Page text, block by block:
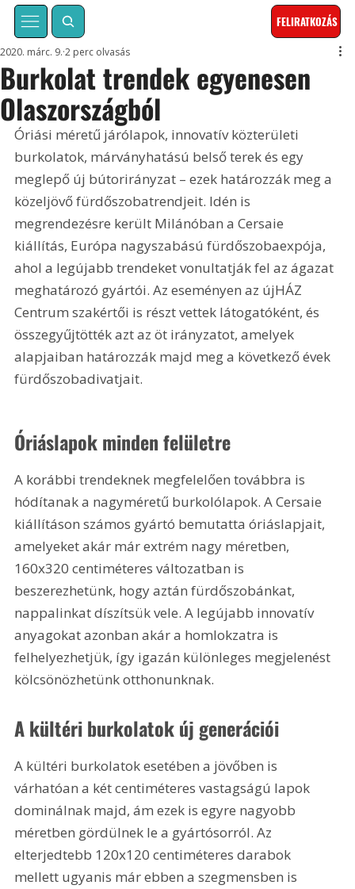
FELIRATKOZÁS
Burkolat trendek egyenesen
Olaszországból
2020. márc. 9. 2 perc olvasás
Óriási méretű járólapok, innovatív közterületi
burkolatok, márványhatású belső terek és egy
meglepő új bútorirányzat – ezek határozzák meg a
közeljövő fürdőszobatrendjeit. Idén is
megrendezésre került Milánóban a Cersaie
kiállítás, Európa nagyszabású fürdőszobaexpója,
ahol a legújabb trendeket vonultatják fel az ágazat
meghatározó gyártói. Az eseményen az újHÁZ
Centrum szakértői is részt vettek látogatóként, és
összegyűjtötték azt az öt irányzatot, amelyek
alapjaiban határozzák majd meg a következő évek
fürdőszobadivatjait.
Óriáslapok minden felületre
A korábbi trendeknek megfelelően továbbra is
hódítanak a nagyméretű burkolólapok. A Cersaie
kiállításon számos gyártó bemutatta óriáslapjait,
amelyeket akár már extrém nagy méretben,
160x320 centiméteres változatban is
beszerezhetünk, hogy aztán fürdőszobánkat,
nappalinkat díszítsük vele. A legújabb innovatív
anyagokat azonban akár a homlokzatra is
felhelyezhetjük, így igazán különleges megjelenést
kölcsönözhetünk otthonunknak.
A kültéri burkolatok új generációi
A kültéri burkolatok esetében a jövőben is
várhatóan a két centiméteres vastagságú lapok
dominálnak majd, ám ezek is egyre nagyobb
méretben gördülnek le a gyártósorról. Az
elterjedtebb 120x120 centiméteres darabok
mellett ugyanis már ebben a szegmensben is